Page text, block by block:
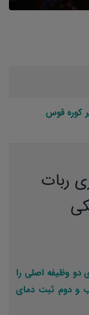
کوره قوس
ربات
دو وظیفه اصلی را
و دوم ثبت دمای